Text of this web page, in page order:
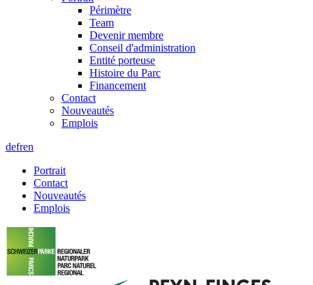
Périmètre
Team
Devenir membre
Conseil d'administration
Entité porteuse
Histoire du Parc
Financement
Contact
Nouveautés
Emplois
defren
Portrait
Contact
Nouveautés
Emplois